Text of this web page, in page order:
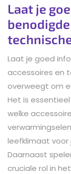
Laat je
Laat je goed
accessoires en
overweegt om
Het is
welke
leefklimaat voor
Daarnaast
cruciale rol in